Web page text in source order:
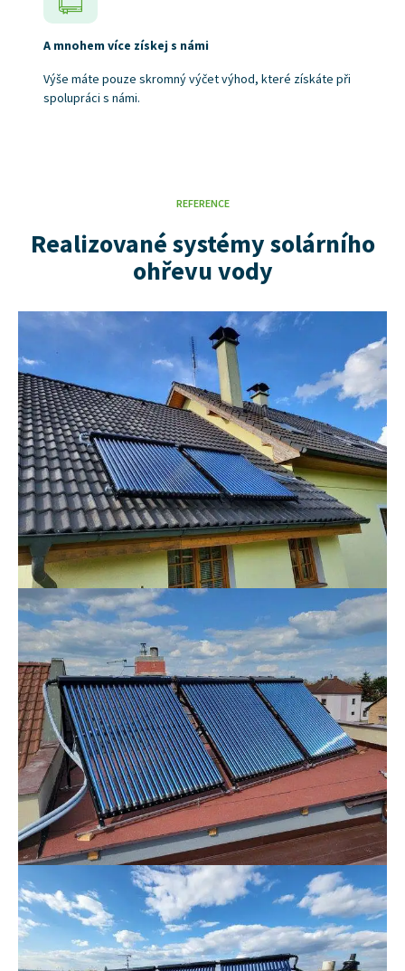
A mnohem více získej s námi
Výše máte pouze skromný výčet výhod, které získáte při
spolupráci s námi.
REFERENCE
Realizované systémy solárního
ohřevu vody